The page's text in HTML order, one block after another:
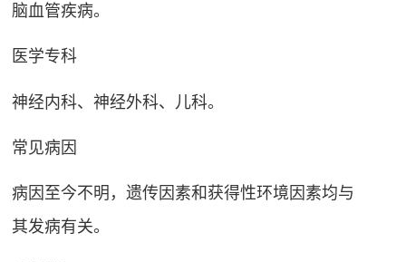
脑血管疾病。
医学专科
神经内科、神经外科、儿科。
常见病因
病因至今不明，遗传因素和获得性环境因素均与
其发病有关。